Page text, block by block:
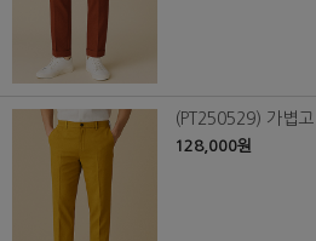
(PT250529) 가볍
128,000원